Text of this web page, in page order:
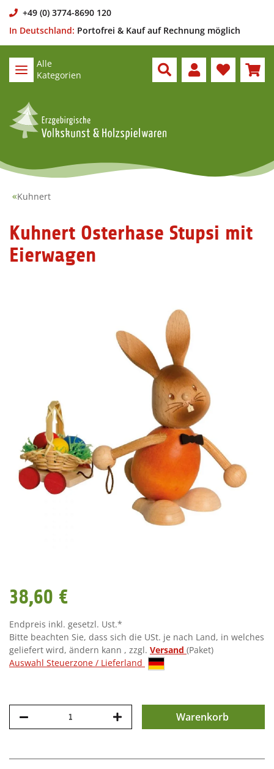
+49 (0) 3774-8690 120
In Deutschland: Portofrei & Kauf auf Rechnung möglich
Alle
Kategorien
Kuhnert
Kuhnert Osterhase Stupsi mit
Eierwagen
38,60 €
Endpreis inkl. gesetzl. Ust.*
Bitte beachten Sie, dass sich die USt. je nach Land, in welches
geliefert wird, ändern kann , zzgl. Versand (Paket)
Auswahl Steuerzone / Lieferland
Warenkorb